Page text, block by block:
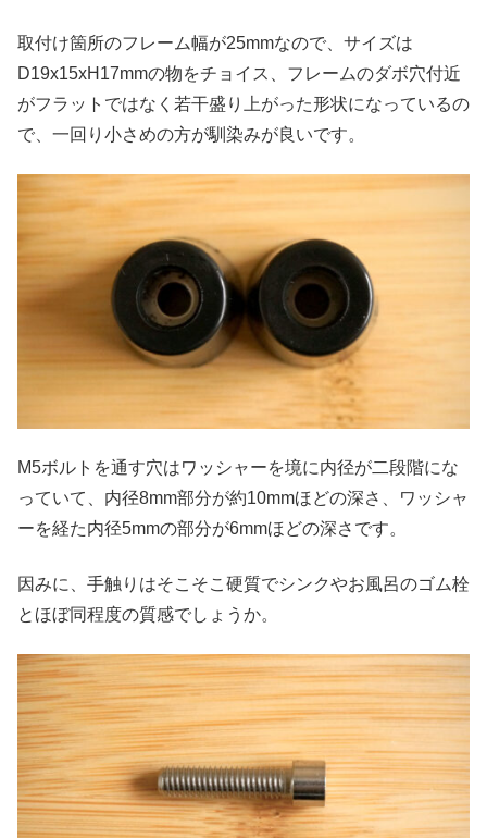
取付け箇所のフレーム幅が25mmなので、サイズは
D19x15xH17mmの物をチョイス、フレームのダボ穴付近
がフラットではなく若干盛り上がった形状になっているの
で、一回り小さめの方が馴染みが良いです。
M5ボルトを通す穴はワッシャーを境に内径が二段階にな
っていて、内径8mm部分が約10mmほどの深さ、ワッシャ
ーを経た内径5mmの部分が6mmほどの深さです。
因みに、手触りはそこそこ硬質でシンクやお風呂のゴム栓
とほぼ同程度の質感でしょうか。